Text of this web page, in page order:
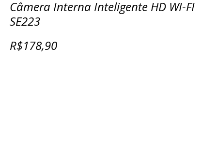
Câmera Interna Inteligente HD WI-FI
SE223
R$178,90